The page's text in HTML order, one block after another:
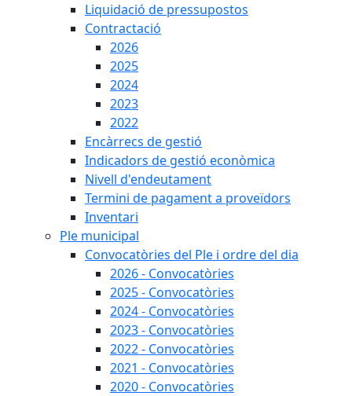
Liquidació de pressupostos
Contractació
2026
2025
2024
2023
2022
Encàrrecs de gestió
Indicadors de gestió econòmica
Nivell d'endeutament
Termini de pagament a proveïdors
Inventari
Ple municipal
Convocatòries del Ple i ordre del dia
2026 - Convocatòries
2025 - Convocatòries
2024 - Convocatòries
2023 - Convocatòries
2022 - Convocatòries
2021 - Convocatòries
2020 - Convocatòries